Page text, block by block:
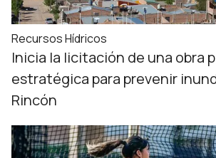
Recursos Hídricos
Inicia la licitación de una obra
estratégica para prevenir
Rincón